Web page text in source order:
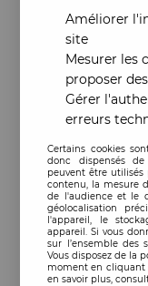
Améliorer
site
Mesurer les
proposer
Gérer
erreurs
Certains cookies
donc dispensés de
peuvent être utilisés
contenu, la mesure
de l'audience et le
géolocalisation
l'appareil, le
appareil. Si vous
sur l’ensemble des
Vous disposez de la
moment en cliquant
en savoir plus,